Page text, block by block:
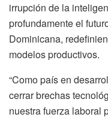
irrupción de la
profundamente el
Dominicana,
modelos productivos.
“Como país en
cerrar brechas
nuestra fuerza laboral